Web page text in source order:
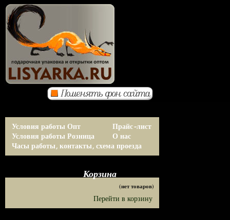
Условия работы Опт
Условия работы Розница
Прайс-лист
О нас
Часы работы, контакты, схема проезда
Корзина
(нет товаров)
Перейти в корзину